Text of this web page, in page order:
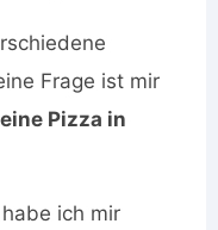
Frage ist mir
Pizza in
ich mir